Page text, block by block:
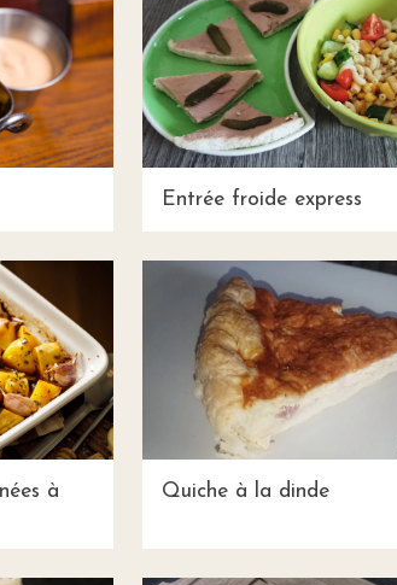
Entrée froide express
à
Quiche à la dinde